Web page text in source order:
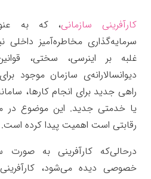
کارآفرینی سازمانی، که به
سرمایه‌گذاری مخاطره‌آمیز
غلبه بر اینرسی، سختی،
دیوانسالارانه‌ی سازمان
راهی جدید برای انجام کارها،
یا خدمتی جدید. این موضوع
رقابتی است اهمیت پیدا کرده است.
درحالی‌که کارآفرینی به
خصوصی دیده می‌شود،